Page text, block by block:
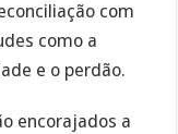
com
como a
e o perdão.
encorajados a